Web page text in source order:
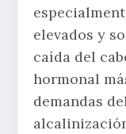
elevados y
caída del
hormonal
demandas